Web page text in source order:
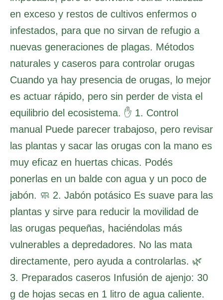
en exceso y restos de cultivos enfermos o
infestados, para que no sirvan de refugio a
nuevas generaciones de plagas. Métodos
naturales y caseros para controlar orugas
Cuando ya hay presencia de orugas, lo mejor
es actuar rápido, pero sin perder de vista el
equilibrio del ecosistema. ✋ 1. Control
manual Puede parecer trabajoso, pero revisar
las plantas y sacar las orugas con la mano es
muy eficaz en huertas chicas. Podés
ponerlas en un balde con agua y un poco de
jabón. 🧼 2. Jabón potásico Es suave para las
plantas y sirve para reducir la movilidad de
las orugas pequeñas, haciéndolas más
vulnerables a depredadores. No las mata
directamente, pero ayuda a controlarlas. 🌿
3. Preparados caseros Infusión de ajenjo: 30
g de hojas secas en 1 litro de agua caliente.